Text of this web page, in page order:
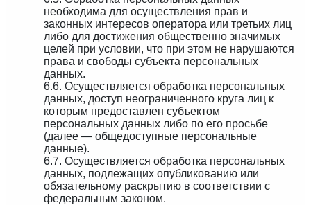
необходима для осуществления прав и
законных интересов оператора или третьих лиц
либо для достижения общественно значимых
целей при условии, что при этом не нарушаются
права и свободы субъекта персональных
данных.
6.6. Осуществляется обработка персональных
данных, доступ неограниченного круга лиц к
которым предоставлен субъектом
персональных данных либо по его просьбе
(далее — общедоступные персональные
данные).
6.7. Осуществляется обработка персональных
данных, подлежащих опубликованию или
обязательному раскрытию в соответствии с
федеральным законом.